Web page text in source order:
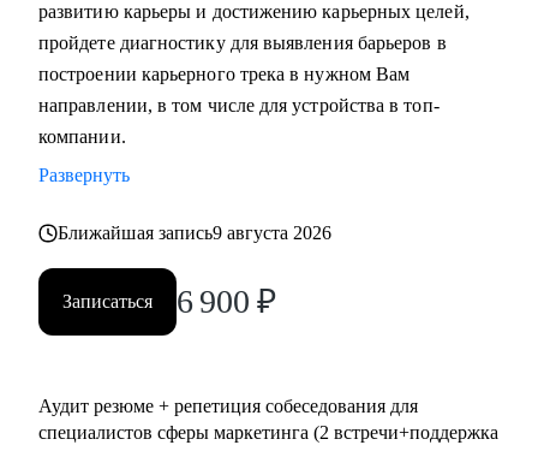
Кому могу помочь:
• Всем, кто хочет сменить карьерный трек и перейти в
маркетинг или развиваться в консалтинге;
• Специалистам (Junior-Middle-Senior) и руководителям из:
копирайтинг, event-маркетинг, контент-маркетинг и пр.) и
- E-commerce;
• Директорам по направлениям: маркетинг, e-commerce,
развитие бизнеса;
• Руководителям бизнеса в построении отдела маркетинга.
развитию карьеры и достижению карьерных целей,
пройдете диагностику для выявления барьеров в
построении карьерного трека в нужном Вам
направлении, в том числе для устройства в топ-
компании.
Развернуть
Ближайшая запись9 августа 2026
Записаться 6 900 ₽
Аудит резюме + репетиция собеседования для
специалистов сферы маркетинга (2 встречи+поддержка